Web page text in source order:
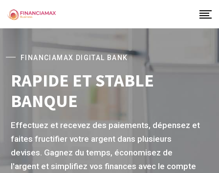
FINANCIAMAX DIGITAL BANK
RAPIDE ET STABLE
BANQUE
Effectuez et recevez des paiements, dépensez et
faites fructifier votre argent dans plusieurs
devises. Gagnez du temps, économisez de
l'argent et simplifiez vos finances avec le compte